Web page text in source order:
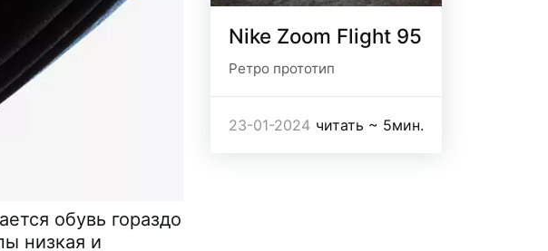
обувь гораздо
низкая и
Nike Zoom Flight 95
Ретро прототип
23-01-2024 читать ~ 5мин.